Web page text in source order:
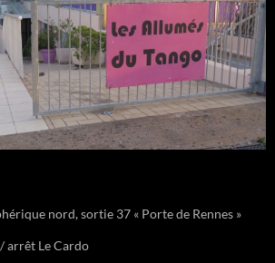
nord, sortie 37 « Porte de Rennes »
arrêt Le Cardo